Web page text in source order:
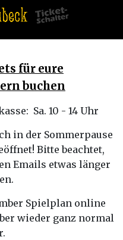
für eure
buchen
Sa. 10 - 14 Uhr
in der Sommerpause
Bitte beachtet,
Emails etwas länger
Spielplan online
wieder ganz normal